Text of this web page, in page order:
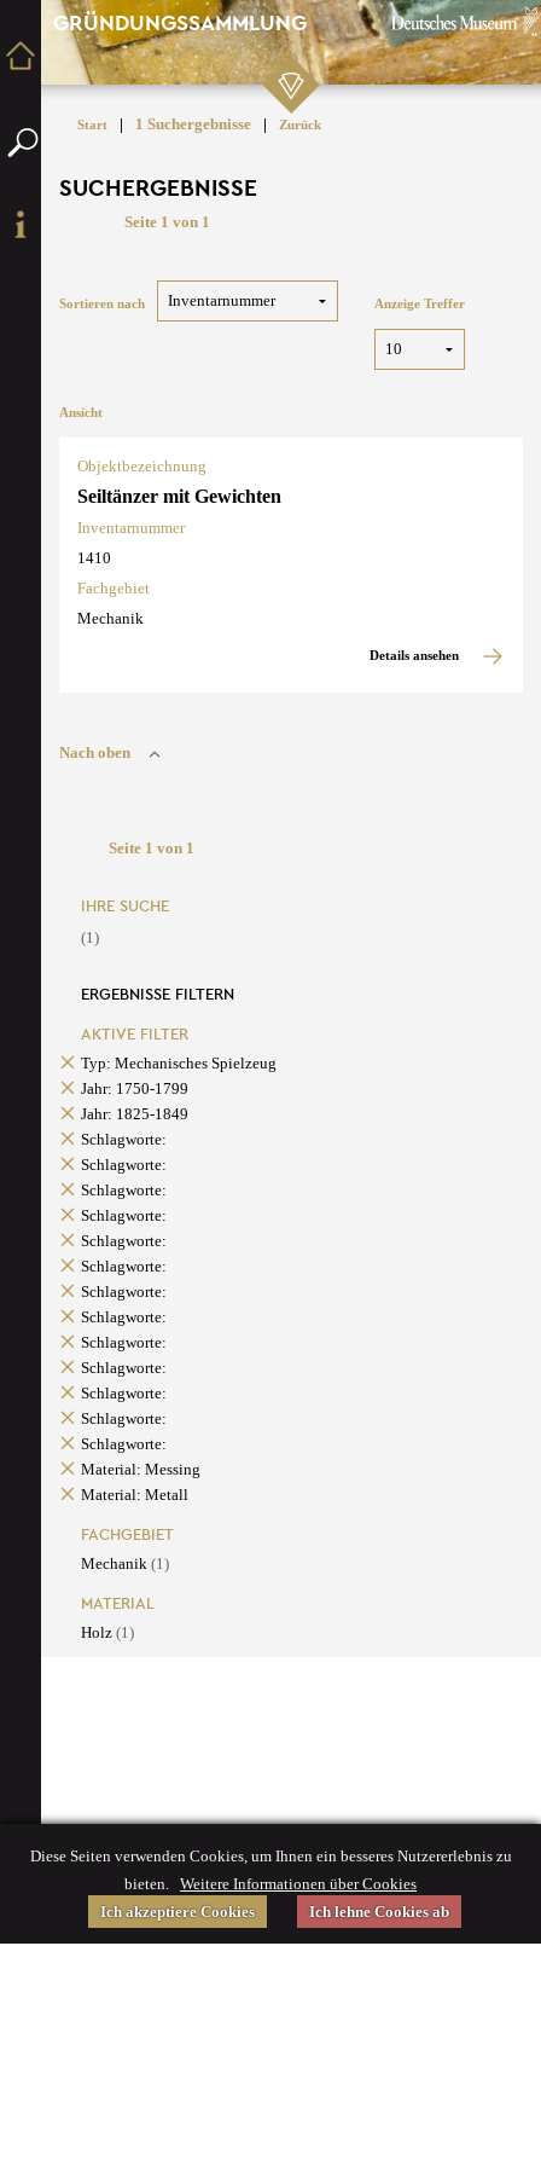
GRÜNDUNGSSAMMLUNG
Start | 1 Suchergebnisse | Zurück
SUCHERGEBNISSE
Seite 1 von 1
Sortieren nach Anzeige Treffer
Ansicht
Objektbezeichnung
Seiltänzer mit Gewichten
Inventarnummer
1410
Fachgebiet
Mechanik
Details ansehen
Nach oben
Seite 1 von 1
IHRE SUCHE
(1)
ERGEBNISSE FILTERN
AKTIVE FILTER
Typ: Mechanisches Spielzeug
Jahr: 1750-1799
Jahr: 1825-1849
Schlagworte:
Schlagworte:
Schlagworte:
Schlagworte:
Schlagworte:
Schlagworte:
Schlagworte:
Schlagworte:
Schlagworte:
Schlagworte:
Schlagworte:
Schlagworte:
Schlagworte:
Material: Messing
Material: Metall
FACHGEBIET
Mechanik (1)
MATERIAL
Holz (1)
Diese Seiten verwenden Cookies, um Ihnen ein besseres Nutzererlebnis zu
bieten. Weitere Informationen über Cookies
Ich akzeptiere Cookies
Ich lehne Cookies ab